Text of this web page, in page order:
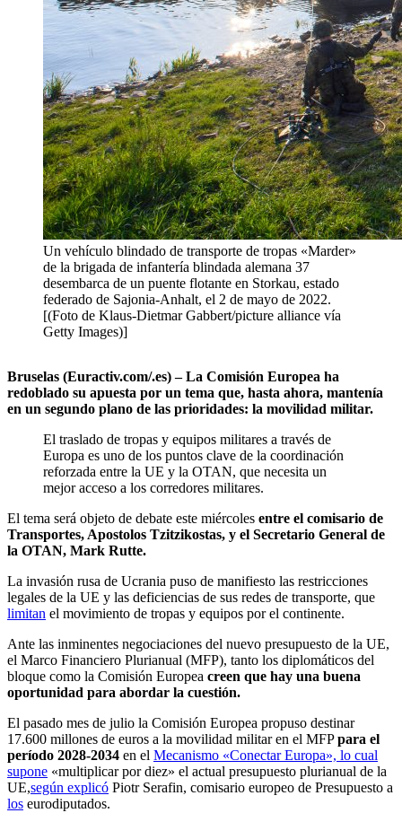
Un vehículo blindado de transporte de tropas «Marder»
de la brigada de infantería blindada alemana 37
desembarca de un puente flotante en Storkau, estado
federado de Sajonia-Anhalt, el 2 de mayo de 2022.
[(Foto de Klaus-Dietmar Gabbert/picture alliance vía
Getty Images)]
Bruselas (Euractiv.com/.es) – La Comisión Europea ha
redoblado su apuesta por un tema que, hasta ahora, mantenía
en un segundo plano de las prioridades: la movilidad militar.
El traslado de tropas y equipos militares a través de
Europa es uno de los puntos clave de la coordinación
reforzada entre la UE y la OTAN, que necesita un
mejor acceso a los corredores militares.
El tema será objeto de debate este miércoles entre el comisario de
Transportes, Apostolos Tzitzikostas, y el Secretario General de
la OTAN, Mark Rutte.
La invasión rusa de Ucrania puso de manifiesto las restricciones
legales de la UE y las deficiencias de sus redes de transporte, que
limitan el movimiento de tropas y equipos por el continente.
Ante las inminentes negociaciones del nuevo presupuesto de la UE,
el Marco Financiero Plurianual (MFP), tanto los diplomáticos del
bloque como la Comisión Europea creen que hay una buena
oportunidad para abordar la cuestión.
El pasado mes de julio la Comisión Europea propuso destinar
17.600 millones de euros a la movilidad militar en el MFPpara el
período 2028-2034 en el Mecanismo «Conectar Europa», lo cual
supone «multiplicar por diez» el actual presupuesto plurianual de la
UE,según explicó Piotr Serafin, comisario europeo de Presupuesto a
los eurodiputados.